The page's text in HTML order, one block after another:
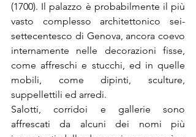
(1700). Il palazzo è probabilmente il più
vasto complesso architettonico sei-
settecentesco di Genova, ancora coevo
internamente nelle decorazioni fisse,
come affreschi e stucchi, ed in quelle
mobili, come dipinti, sculture,
suppellettili ed arredi.
Salotti, corridoi e gallerie sono
affrescati da alcuni dei nomi più